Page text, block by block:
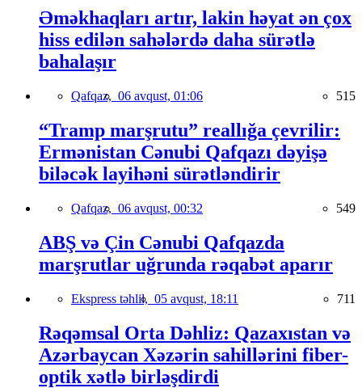
Əməkhaqları artır, lakin həyat ən çox
hiss edilən sahələrdə daha sürətlə
bahalaşır
Qafqaz, 06 avqust, 01:06 515
“Tramp marşrutu” reallığa çevrilir:
Ermənistan Cənubi Qafqazı dəyişə
biləcək layihəni sürətləndirir
Qafqaz, 06 avqust, 00:32 549
ABŞ və Çin Cənubi Qafqazda
marşrutlar uğrunda rəqabət aparır
Ekspress təhlil, 05 avqust, 18:11 711
Rəqəmsal Orta Dəhliz: Qazaxıstan və
Azərbaycan Xəzərin sahillərini fiber-
optik xətlə birləşdirdi